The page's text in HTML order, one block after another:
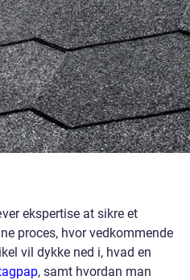
ekspertise at sikre et
proces, hvor vedkommende
vil dykke ned i, hvad en
, samt hvordan man